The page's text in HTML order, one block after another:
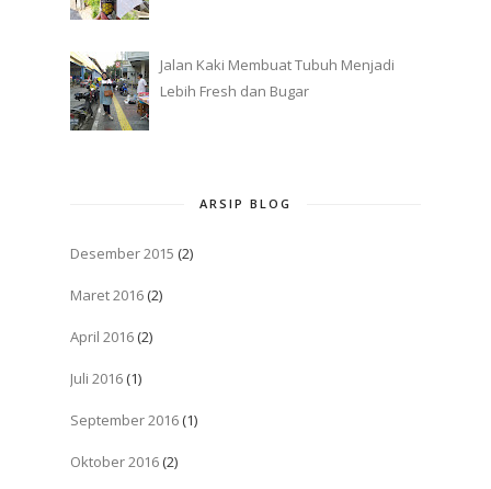
Jalan Kaki Membuat Tubuh Menjadi
Lebih Fresh dan Bugar
ARSIP BLOG
Desember 2015 (2)
Maret 2016 (2)
April 2016 (2)
Juli 2016 (1)
September 2016 (1)
Oktober 2016 (2)